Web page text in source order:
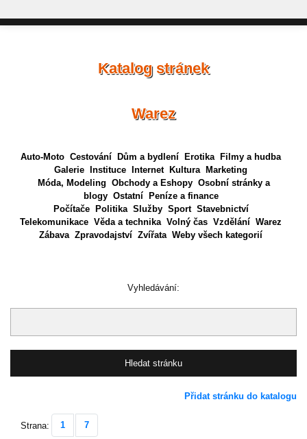
Katalog stránek
Warez
Auto-Moto Cestování Dům a bydlení Erotika
Filmy a hudba
Galerie
Instituce Internet Kultura
Marketing
Móda, Modeling Obchody a Eshopy Osobní stránky a
blogy Ostatní
Peníze a finance
Počítače
Politika Služby Sport Stavebnictví
Telekomunikace Věda a technika Volný čas Vzdělání Warez
Zábava Zpravodajství Zvířata Weby všech kategorií
Vyhledávání:
Přidat stránku do katalogu
Strana: 1 7